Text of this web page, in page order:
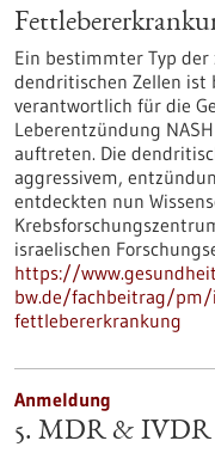
Ein bestimmter Typ
dendritischen Zellen ist
verantwortlich für die
Leberentzündung
auftreten. Die
aggressivem,
entdeckten nun
israelischen
https://
bw.de/fachbeitrag/pm/
fettlebererkrankung
Anmeldung
5. MDR & IVDR